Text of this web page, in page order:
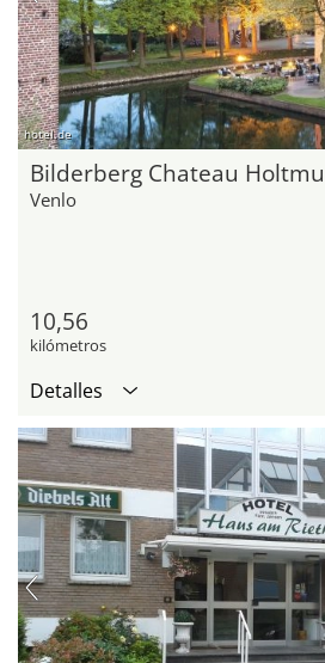
hotel.de
Bilderberg Chateau
Venlo
10,56
kilómetros
Detalles